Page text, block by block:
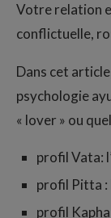
Votre relation
conflictuelle,
Dans cet
psychologie
« lover » ou
profil Vata:
profil Pitta :
profil